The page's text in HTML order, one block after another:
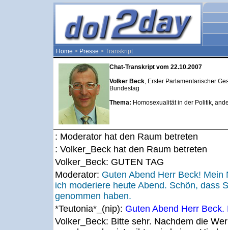
Home > Presse > Transkript
Chat-Transkript vom 22.10.2007
Volker Beck, Erster Parlamentarischer
Bundestag
Thema: Homosexualität in der Politik,
: Moderator hat den Raum betreten
: Volker_Beck hat den Raum betreten
Volker_Beck: GUTEN TAG
Moderator: Guten Abend Herr Beck!
ich moderiere heute Abend. Schön, dass
genommen haben.
*Teutonia*_(nip): Guten Abend Herr
Volker_Beck: Bitte sehr. Nachdem die